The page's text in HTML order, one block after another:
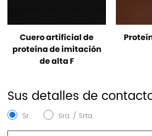
Cuero artificial de
proteína de imitación
de alta F
Sus detalles de
Sr. Sra. / Srta.